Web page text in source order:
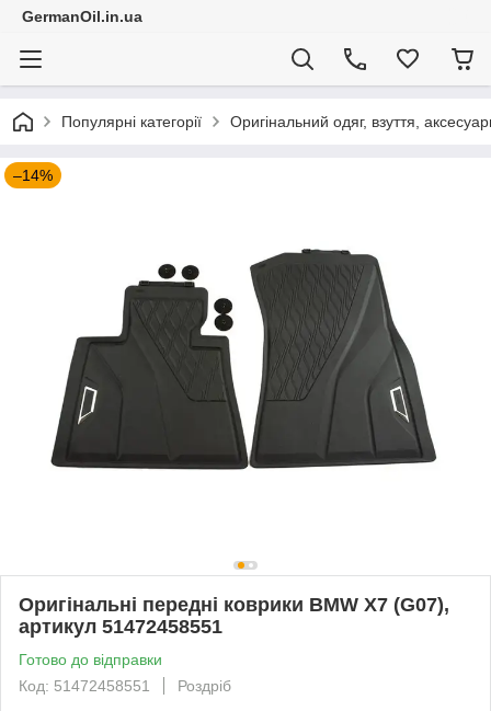
GermanOil.in.ua
Популярні категорії Оригінальний одяг, взуття,
–14%
Оригінальні передні коврики BMW X7 (G07),
артикул 51472458551
Готово до відправки
Код: 51472458551
Роздріб